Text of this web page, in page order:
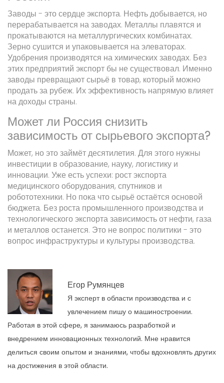
Заводы - это сердце экспорта. Нефть добывается, но
перерабатывается на заводах. Металлы плавятся и
прокатываются на металлургических комбинатах.
Зерно сушится и упаковывается на элеваторах.
Удобрения производятся на химических заводах. Без
этих предприятий экспорт бы не существовал. Именно
заводы превращают сырьё в товар, который можно
продать за рубеж. Их эффективность напрямую влияет
на доходы страны.
Может ли Россия снизить
зависимость от сырьевого экспорта?
Может, но это займёт десятилетия. Для этого нужны
инвестиции в образование, науку, логистику и
инновации. Уже есть успехи: рост экспорта
медицинского оборудования, спутников и
робототехники. Но пока что сырьё остаётся основой
бюджета. Без роста промышленного производства и
технологического экспорта зависимость от нефти, газа
и металлов останется. Это не вопрос политики - это
вопрос инфраструктуры и культуры производства.
Егор Румянцев
Я эксперт в области производства и с
увлечением пишу о машиностроении.
Работая в этой сфере, я занимаюсь разработкой и
внедрением инновационных технологий. Мне нравится
делиться своим опытом и знаниями, чтобы вдохновлять других
на достижения в этой области.